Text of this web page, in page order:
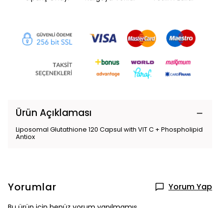
Ürün Açıklaması
Liposomal Glutathione 120 Capsul with VIT C + Phospholipid
Antiox
Yorumlar Yorum Yap